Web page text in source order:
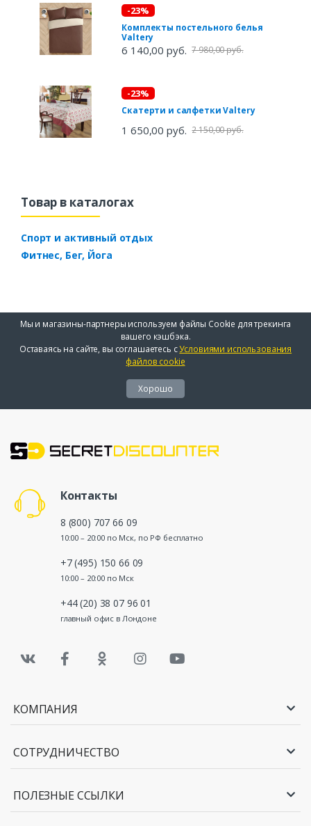
-23%
Комплекты постельного белья
Valtery
6 140,00 руб. 7 980,00 руб.
-23%
Скатерти и салфетки Valtery
1 650,00 руб. 2 150,00 руб.
Товар в каталогах
Спорт и активный отдых
Фитнес, Бег, Йога
Мы и магазины-партнеры используем файлы Cookie для трекинга
вашего кэшбэка.
Оставаясь на сайте, вы соглашаетесь сУсловиями использования
файлов cookie
Хорошо
Контакты
8 (800) 707 66 09
10:00 – 20:00 по Мск, по РФ бесплатно
+7 (495) 150 66 09
10:00 – 20:00 по Мск
+44 (20) 38 07 96 01
главный офис в Лондоне
КОМПАНИЯ
СОТРУДНИЧЕСТВО
ПОЛЕЗНЫЕ ССЫЛКИ